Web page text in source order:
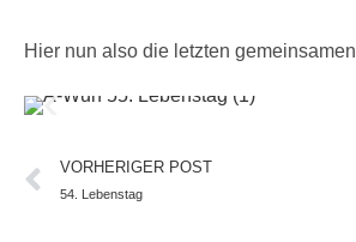
Hier nun also die letzten
VORHERIGER POST
54. Lebenstag